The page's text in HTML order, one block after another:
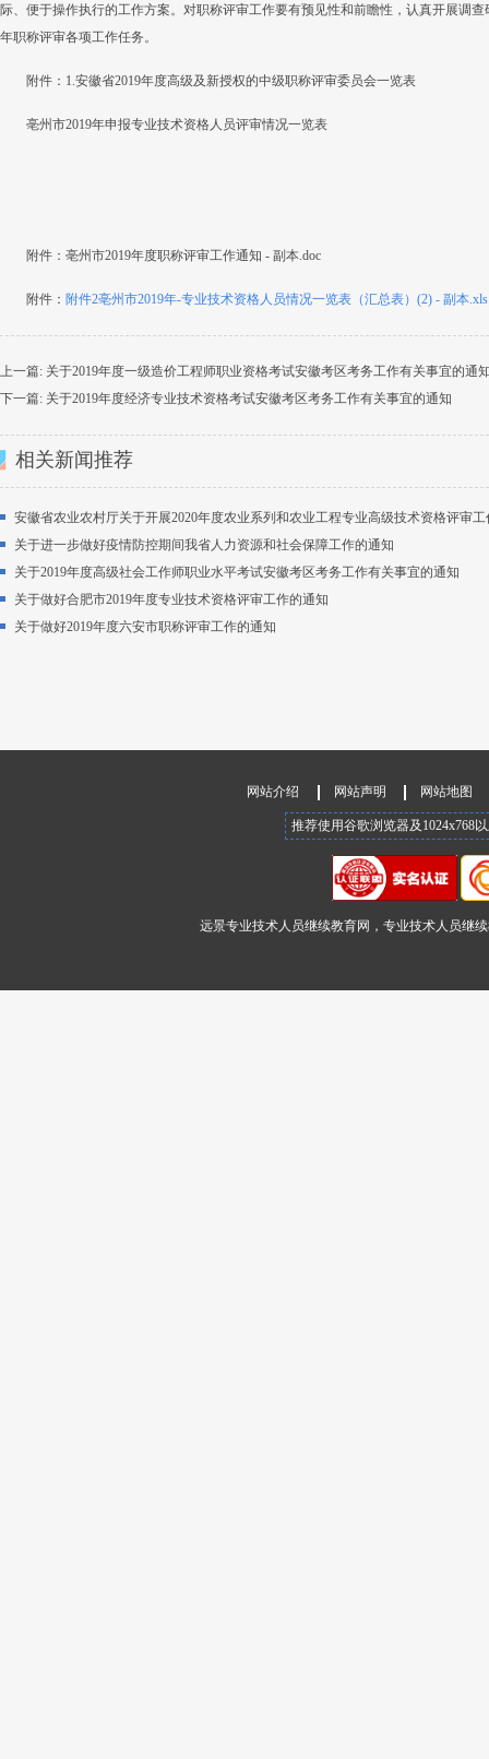
际、便于操作执行的工作方案。对职称评审工作要有预见性和前瞻性，认真开展调
年职称评审各项工作任务。
附件：1.安徽省2019年度高级及新授权的中级职称评审委员会一览表
亳州市2019年申报专业技术资格人员评审情况一览表
附件：亳州市2019年度职称评审工作通知 - 副本.doc
附件： 附件2亳州市2019年-专业技术资格人员情况一览表（汇总表）(2) - 副本.xls
上一篇: 关于2019年度一级造价工程师职业资格考试安徽考区考务工作有关事宜的通
下一篇: 关于2019年度经济专业技术资格考试安徽考区考务工作有关事宜的通知
相关新闻推荐
安徽省农业农村厅关于开展2020年度农业系列和农业工程专业高级技术资格评审
关于进一步做好疫情防控期间我省人力资源和社会保障工作的通知
关于2019年度高级社会工作师职业水平考试安徽考区考务工作有关事宜的通知
关于做好合肥市2019年度专业技术资格评审工作的通知
关于做好2019年度六安市职称评审工作的通知
网站介绍 网站声明 网站地图
推荐使用谷歌浏览器及1024x768
远景专业技术人员继续教育网，专业技术人员继